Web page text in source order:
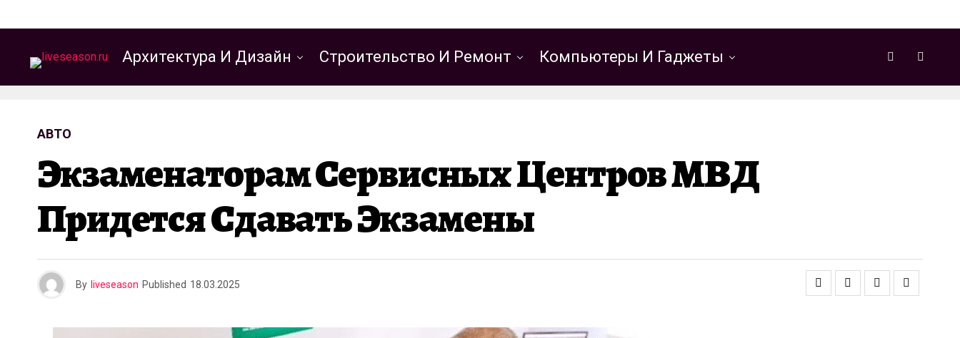
Архитектура И Дизайн Строительство И Ремонт Компьютеры И Гаджеты
АВТО
Экзаменаторам Сервисных Центров МВД
Придется Сдавать Экзамены
By liveseason Published 18.03.2025